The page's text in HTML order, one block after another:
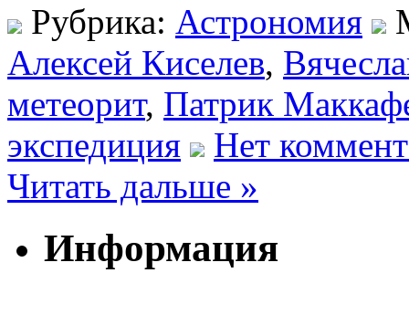
Рубрика: Астрономия
Алексей Киселев,
метеорит, Патрик
экспедиция
Нет
Читать дальше »
Информация